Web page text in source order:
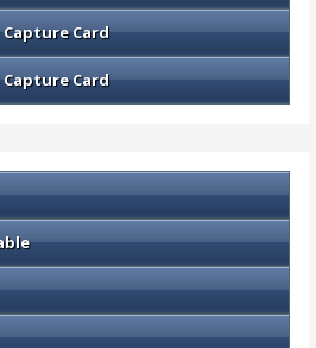
Capture Card
Capture Card